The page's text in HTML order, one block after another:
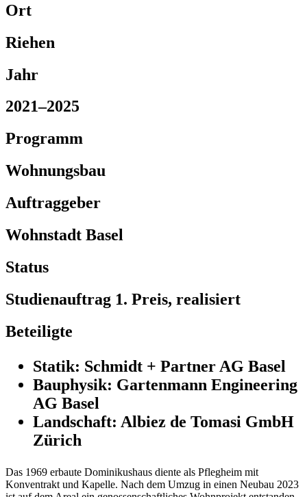
Ort
Riehen
Jahr
2021–2025
Programm
Wohnungsbau
Auftraggeber
Wohnstadt Basel
Status
Studienauftrag 1. Preis, realisiert
Beteiligte
Statik: Schmidt + Partner AG Basel
Bauphysik: Gartenmann Engineering
AG Basel
Landschaft: Albiez de Tomasi GmbH
Zürich
Das 1969 erbaute Dominikushaus diente als Pflegheim mit
Konventrakt und Kapelle. Nach dem Umzug in einen Neubau 2023